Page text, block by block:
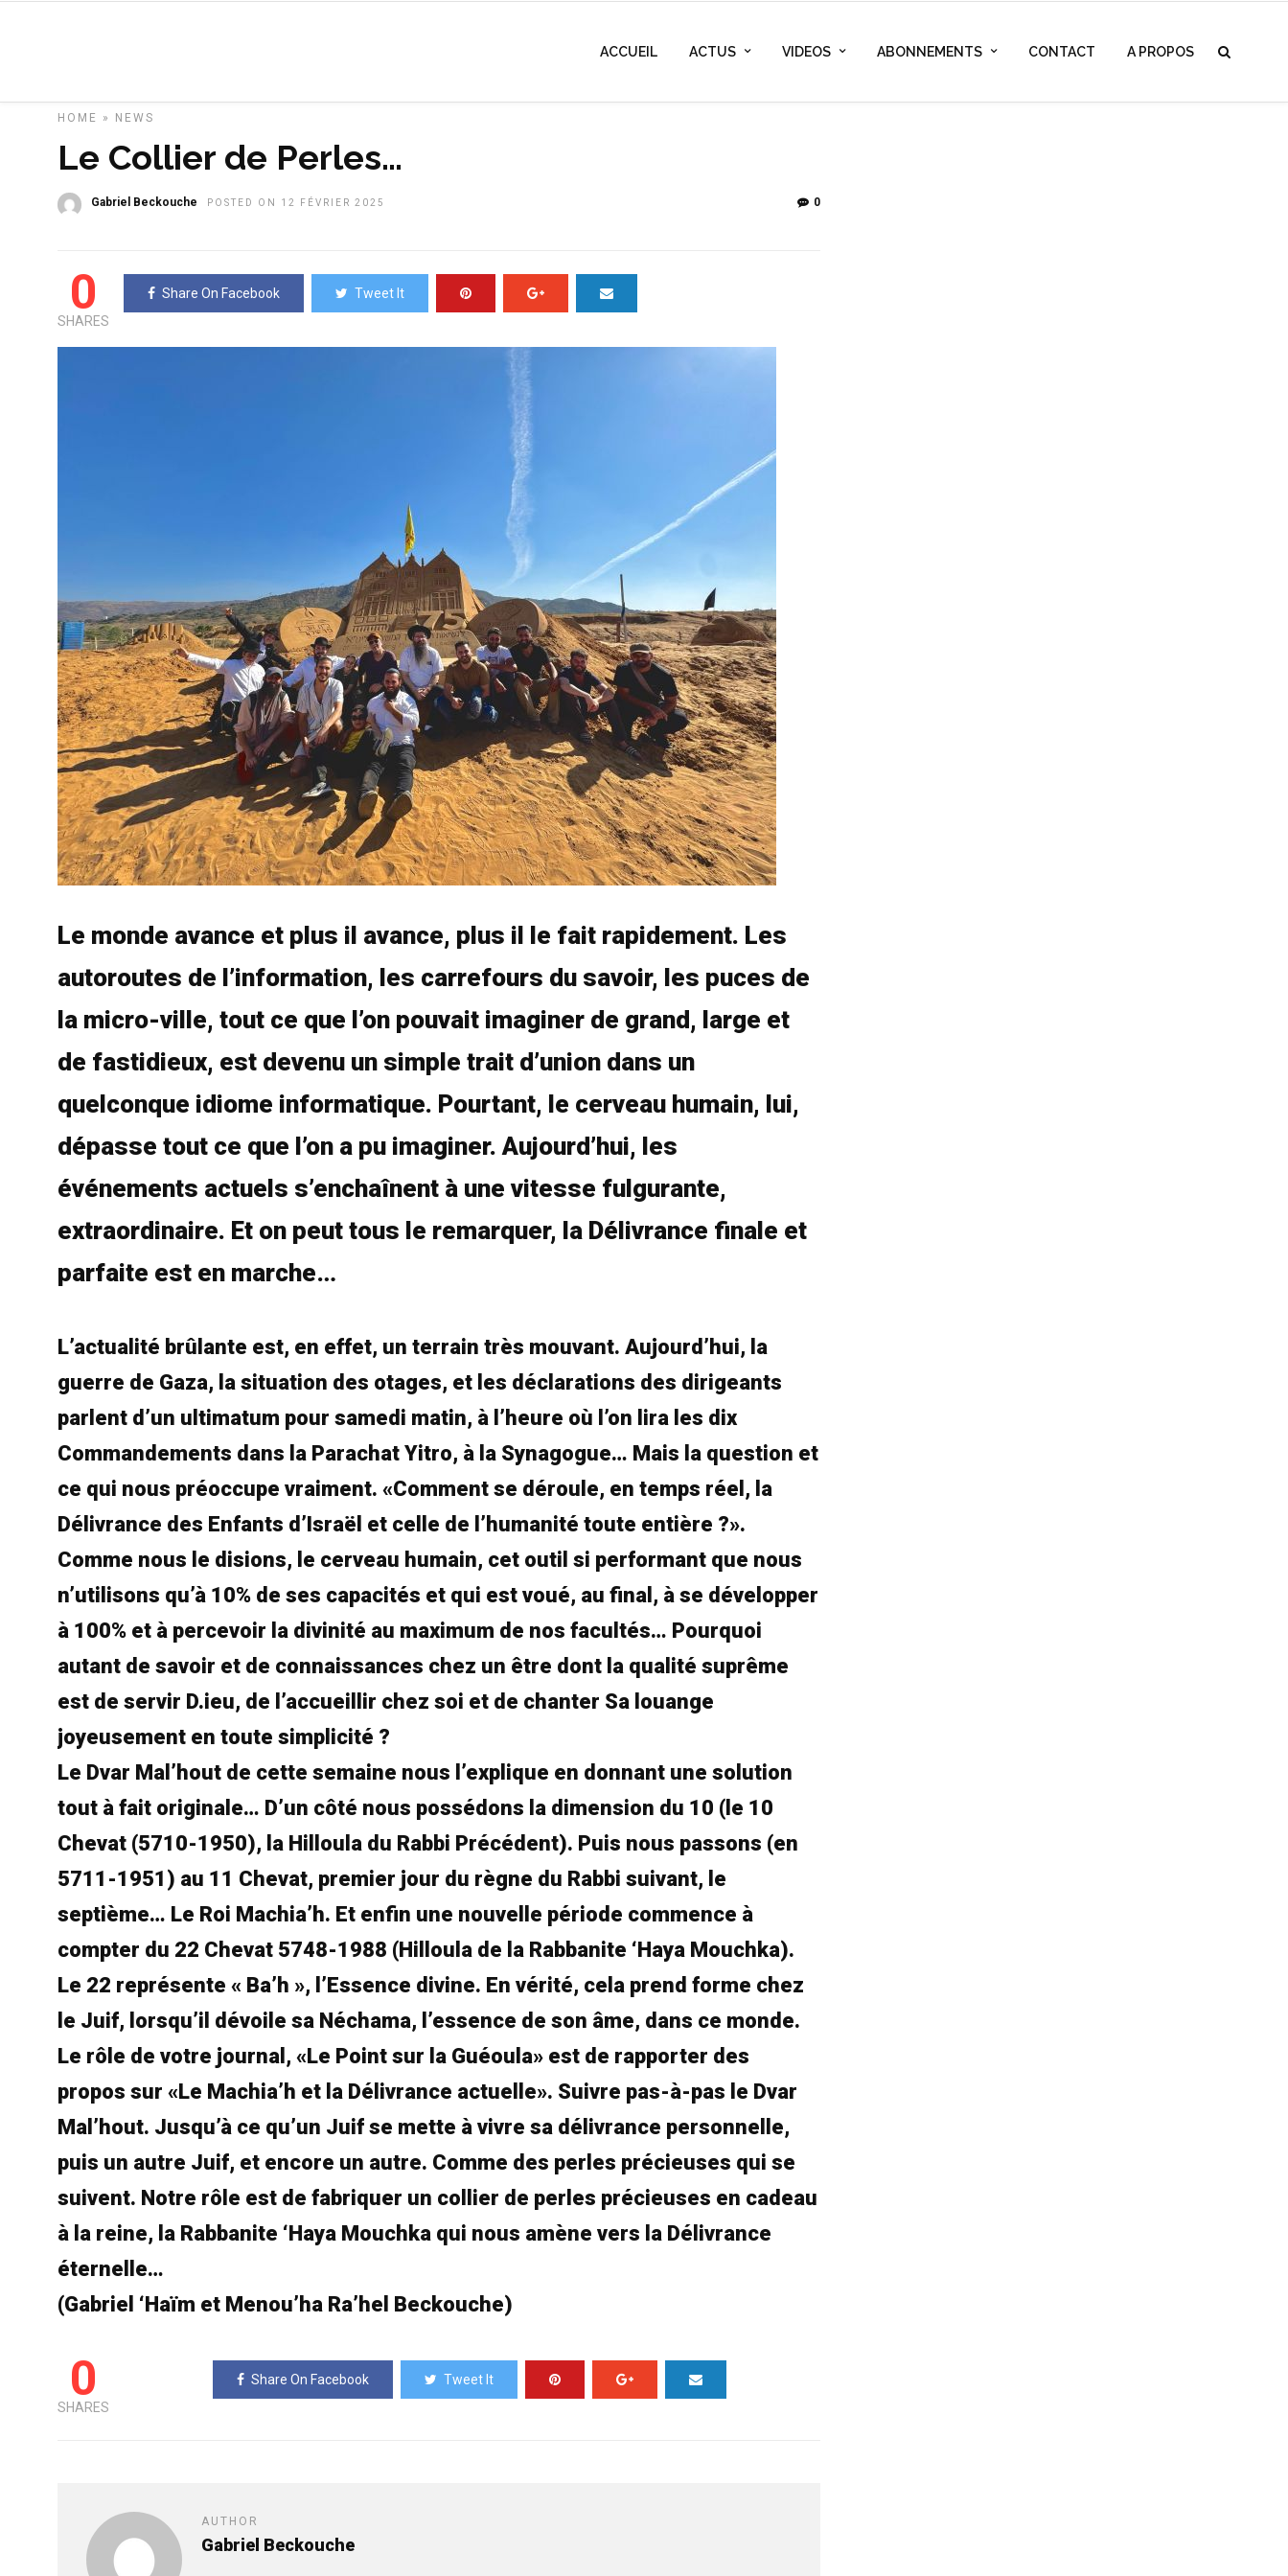
ACCUEIL ACTUS VIDEOS ABONNEMENTS CONTACT A PROPOS
HOME » NEWS
Le Collier de Perles…
Gabriel Beckouche POSTED ON 12 FÉVRIER 2025 0
0
SHARES
Share On Facebook Tweet It
Le monde avance et plus il avance, plus il le fait rapidement. Les
autoroutes de l’information, les carrefours du savoir, les puces de
la micro-ville, tout ce que l’on pouvait imaginer de grand, large et
de fastidieux, est devenu un simple trait d’union dans un
quelconque idiome informatique. Pourtant, le cerveau humain, lui,
dépasse tout ce que l’on a pu imaginer. Aujourd’hui, les
événements actuels s’enchaînent à une vitesse fulgurante,
extraordinaire. Et on peut tous le remarquer, la Délivrance finale et
parfaite est en marche…
L’actualité brûlante est, en effet, un terrain très mouvant. Aujourd’hui, la
guerre de Gaza, la situation des otages, et les déclarations des dirigeants
parlent d’un ultimatum pour samedi matin, à l’heure où l’on lira les dix
Commandements dans la Parachat Yitro, à la Synagogue… Mais la question et
ce qui nous préoccupe vraiment. «Comment se déroule, en temps réel, la
Délivrance des Enfants d’Israël et celle de l’humanité toute entière ?».
Comme nous le disions, le cerveau humain, cet outil si performant que nous
n’utilisons qu’à 10% de ses capacités et qui est voué, au final, à se développer
à 100% et à percevoir la divinité au maximum de nos facultés… Pourquoi
autant de savoir et de connaissances chez un être dont la qualité suprême
est de servir D.ieu, de l’accueillir chez soi et de chanter Sa louange
joyeusement en toute simplicité ?
Le Dvar Mal’hout de cette semaine nous l’explique en donnant une solution
tout à fait originale… D’un côté nous possédons la dimension du 10 (le 10
Chevat (5710-1950), la Hilloula du Rabbi Précédent). Puis nous passons (en
5711-1951) au 11 Chevat, premier jour du règne du Rabbi suivant, le
septième… Le Roi Machia’h. Et enfin une nouvelle période commence à
compter du 22 Chevat 5748-1988 (Hilloula de la Rabbanite ‘Haya Mouchka).
Le 22 représente « Ba’h », l’Essence divine. En vérité, cela prend forme chez
le Juif, lorsqu’il dévoile sa Néchama, l’essence de son âme, dans ce monde.
Le rôle de votre journal, «Le Point sur la Guéoula» est de rapporter des
propos sur «Le Machia’h et la Délivrance actuelle». Suivre pas-à-pas le Dvar
Mal’hout. Jusqu’à ce qu’un Juif se mette à vivre sa délivrance personnelle,
puis un autre Juif, et encore un autre. Comme des perles précieuses qui se
suivent. Notre rôle est de fabriquer un collier de perles précieuses en cadeau
à la reine, la Rabbanite ‘Haya Mouchka qui nous amène vers la Délivrance
éternelle…
(Gabriel ‘Haïm et Menou’ha Ra’hel Beckouche)
0
SHARES
Share On Facebook Tweet It
AUTHOR
Gabriel Beckouche